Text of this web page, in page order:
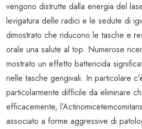
vengono distrutte dalla energia del
levigatura delle radici e le sedute di
dimostrato che riducono le tasche e
orale una salute al top. Numerose
mostrato un effetto battericida
nelle tasche gengivali. In particolare
particolarmente difficile da eliminare
efficacemente,
associato a forme aggressive di